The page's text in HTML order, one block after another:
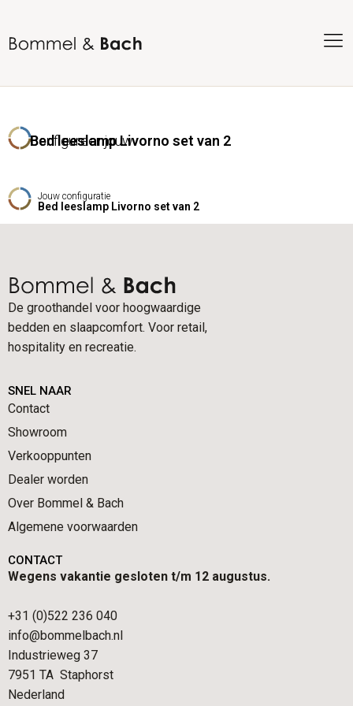
Configureer jouw
Bed leeslamp Livorno set van 2
Jouw configuratie
Bed leeslamp Livorno set van 2
De groothandel voor hoogwaardige
bedden en slaapcomfort. Voor retail,
hospitality en recreatie.
SNEL NAAR
Contact
Showroom
Verkooppunten
Dealer worden
Over Bommel & Bach
Algemene voorwaarden
CONTACT
Wegens vakantie gesloten t/m 12 augustus.
+31 (0)522 236 040
info@bommelbach.nl
Industrieweg 37
7951 TA Staphorst
Nederland